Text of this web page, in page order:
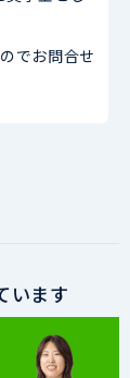
でお問合せ
います